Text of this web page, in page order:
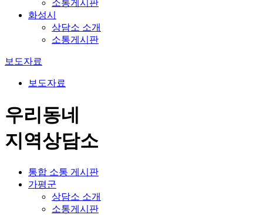
소통게시판
화성시
상담소 소개
소통게시판
보도자료
보도자료
우리동네
지역상담소
통합 소통 게시판
가평군
상담소 소개
소통게시판